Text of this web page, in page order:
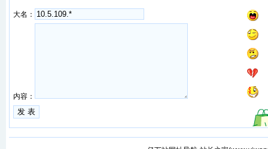
大名：
内容：